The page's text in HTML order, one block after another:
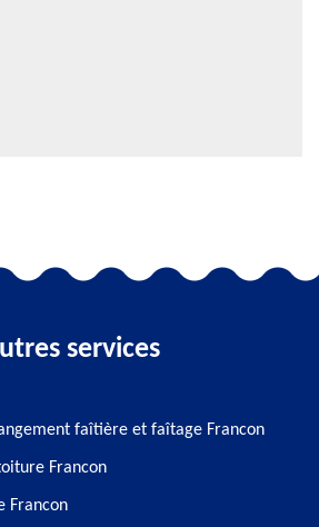
services
faîtière et faîtage Francon
Francon
Francon